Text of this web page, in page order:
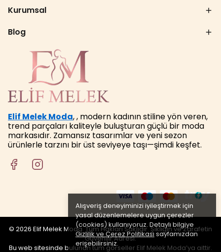
Alışveriş deneyiminizi iyileştirmek için
yasal düzenlemelere uygun çerezler
(cookies) kullanıyoruz. Detaylı bilgiye
Gizlilik ve Çerez Politikasısayfamızdan
erişebilirsiniz.
Kurumsal
Blog
Elif Melek Moda, , modern kadının stiline yön veren,
trend parçaları kaliteyle buluşturan güçlü bir moda
markasıdır. Zamansız tasarımlar ve yeni sezon
ürünlerle tarzını bir üst seviyeye taşı—şimdi keşfet.
© 2026 Elif Melek Moda. Tüm Hakları Saklıdır. Şıklığın ve Zarafetin
Güvenilir Adresi.
Bu web sitesinde bulunan tüm görseller Elif Melek Moda’ya aittir.